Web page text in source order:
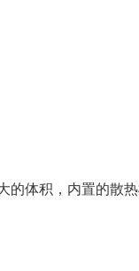
的体积，内置的散